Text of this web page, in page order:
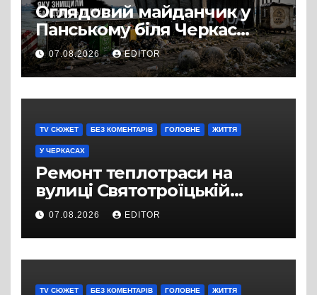
Оглядовий майданчик у
Панському біля Черкас
перетворився на занедбане
сміттєзвалище
07.08.2026 EDITOR
TV СЮЖЕТ БЕЗ КОМЕНТАРІВ ГОЛОВНЕ ЖИТТЯ
У ЧЕРКАСАХ
Ремонт теплотраси на
вулиці Святотроїцькій
затягнувся порівняно із
запланованими термінами.
Вулицю досі не відкрили
для руху
07.08.2026 EDITOR
TV СЮЖЕТ БЕЗ КОМЕНТАРІВ ГОЛОВНЕ ЖИТТЯ